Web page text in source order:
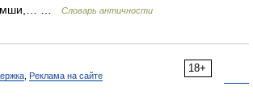
…
Словарь античности
18+
Реклама на сайте